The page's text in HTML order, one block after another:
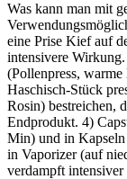
Was kann man mit
eine Prise Kief auf
intensivere
(Pollenpress,
Haschisch-Stück
Rosin) bestreichen,
Endprodukt. 4)
Min) und in
in Vaporizer (auf
verdampft intensiver